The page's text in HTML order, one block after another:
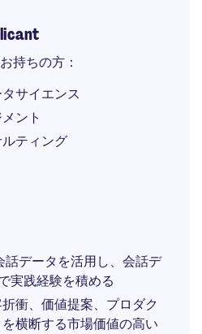
持ちの方：
サイエンス
ント
ティング
データを活用し、会話デ
実践経験を積める
衝、価値提案、プロダク
を横断する市場価値の高い